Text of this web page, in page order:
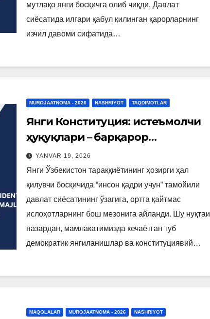
мутлақо янги босқичга олиб чиқди. Давлат
сиёсатида илгари қабул қилинган қарорларнинг
изчил давоми сифатида…
MUROJAATNOMA - 2026 NASHRIYOT TAQDIMOTLAR
Янги Конституция: истеъмолчи
ҳуқуқлари – барқарор
иқтисодий тараққиёт
пойдевори
YANVAR 19, 2026
Янги Ўзбекистон тараққиётининг ҳозирги ҳал
қилувчи босқичида “инсон қадри учун” тамойили
давлат сиёсатининг ўзагига, ортга қайтмас
ислоҳотларнинг бош мезонига айланди. Шу нуқтаи
назардан, мамлакатимизда кечаётган туб
демократик янгиланишлар ва конституциявий…
MAQOLALAR MUROJAATNOMA - 2026 NASHRIYOT